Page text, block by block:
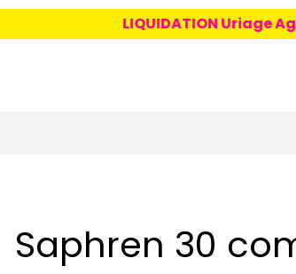
LIQUIDATION Uriage Age
Saphren 30